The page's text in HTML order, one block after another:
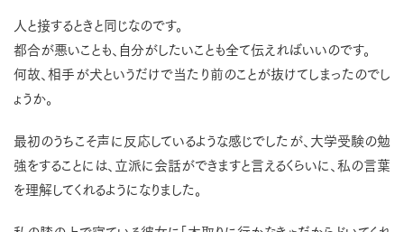
人と接するときと同じなのです。
都合が悪いことも、自分がしたいことも全て伝えればいいのです。
何故、相手が犬というだけで当たり前のことが抜けてしまったのでし
ょうか。
最初のうちこそ声に反応しているような感じでしたが、大学受験の勉
強をすることには、立派に会話ができますと言えるくらいに、私の言葉
を理解してくれるようになりました。